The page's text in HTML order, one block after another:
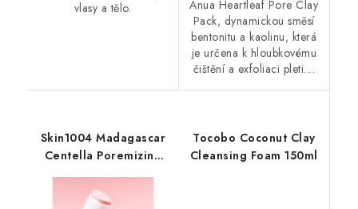
vlasy a tělo.
Anua Heartleaf Pore Clay
Pack, dynamickou směsí
bentonitu a kaolinu, která
je určena k hloubkovému
čištění a exfoliaci pleti....
Skin1004 Madagascar
Centella Poremizing
Quick Clay Stick Mask
27g
Tocobo Coconut Clay
Cleansing Foam 150ml